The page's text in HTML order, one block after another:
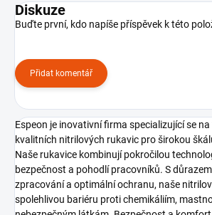
Diskuze
Buďte první, kdo napíše příspěvek k této
Přidat komentář
Espeon je inovativní firma specializující se
kvalitních nitrilových rukavic pro širokou
Naše rukavice kombinují pokročilou
bezpečnost a pohodlí pracovníků. S
zpracování a optimální ochranu, naše
spolehlivou bariéru proti chemikáliím,